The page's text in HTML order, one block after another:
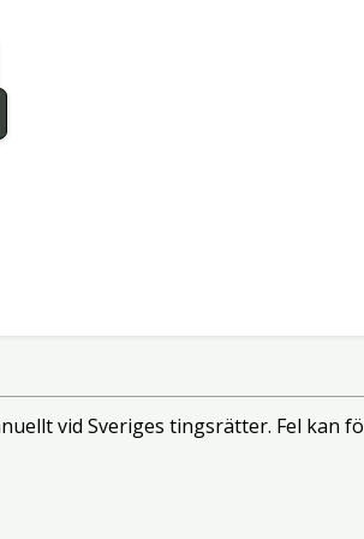
vid Sveriges tingsrätter. Fel kan